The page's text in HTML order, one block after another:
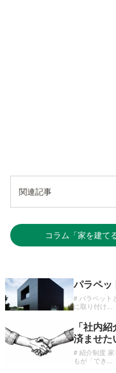
関連記事
コラム「家を建て
パラペッ
# パラペット
に取り付け...
「社内
済ませた
# 紹介制度
もが「でき ...